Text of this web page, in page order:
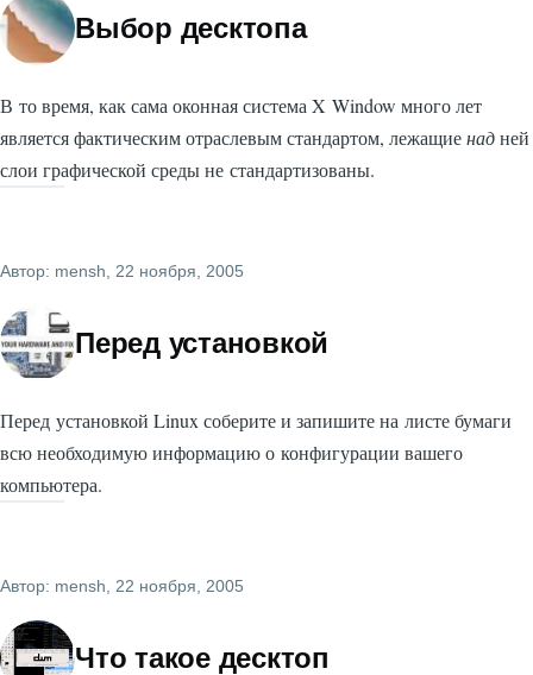
Выбор десктопа
В то время, как сама оконная система X Window много лет
является фактическим отраслевым стандартом, лежащиенадней
слои графической среды не стандартизованы.
Автор: mensh , 22 ноября, 2005
Перед установкой
Перед установкой Linux соберите и запишите на листе бумаги
всю необходимую информацию о конфигурации вашего
компьютера.
Автор: mensh , 22 ноября, 2005
Что такое десктоп